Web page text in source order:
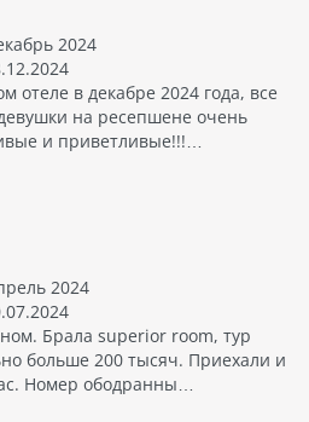
SPA - это привлекательное место
посещения Пхукета. Независимо
вы с друзьями или семьей с
что-то интересное и
раю.
2024
отеле в декабре 2024 года, все
на ресепшене очень
и приветливые!!!…
2024
Брала superior room, тур
больше 200 тысяч. Приехали и
Номер ободранны…